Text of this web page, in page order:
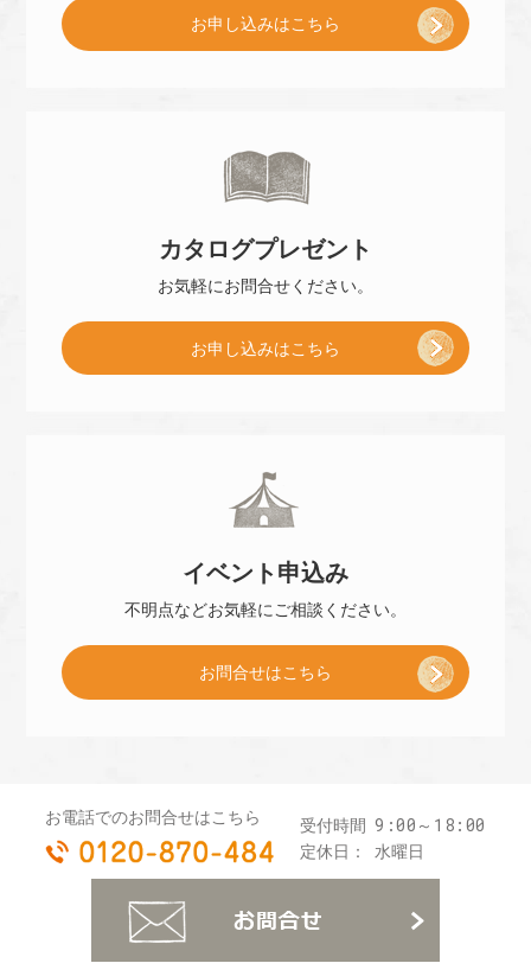
予
お申し込みはこちら
カタログプレゼント
お気軽にお問合せください。
プ
ゼ
お申し込みはこちら
イベント 申込み
不明点などお気軽にご相談ください。
お問合せはこちら
お電話でのお問合せはこちら
0120-870-484
受付時間 9:00～18:00
定休日： 水曜日